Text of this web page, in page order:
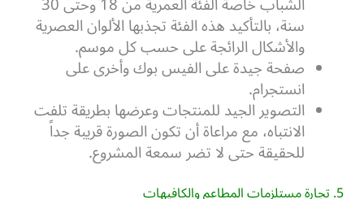
سنة، بالتأكيد هذه الفئة تجذبها الألوان العصرية
والأشكال الرائجة على حسب كل موسم.
صفحة جيدة على الفيس بوك وأخرى على
انستجرام.
التصوير الجيد للمنتجات وعرضها بطريقة تلفت
الانتباه، مع مراعاة أن تكون الصورة قريبة جداً
للحقيقة حتى لا تضر سمعة المشروع.